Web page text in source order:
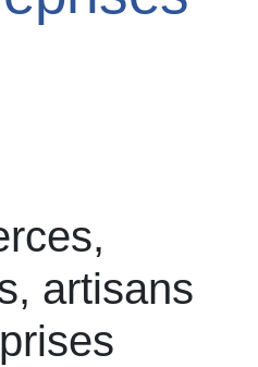
artisans